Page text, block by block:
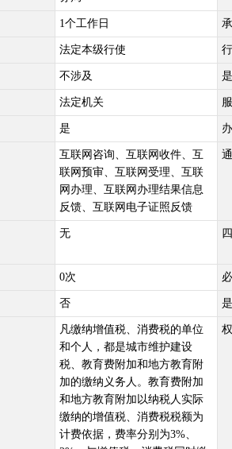
1个工作日
法定本级行使
不涉及
法定机关
是
互联网咨询、互联网收件、互
联网预审、互联网受理、互联
网办理、互联网办理结果信息
反馈、互联网电子证照反馈
无
0次
否
凡缴纳增值税、消费税的单位
和个人，都是城市维护建设
税、教育费附加和地方教育附
加的缴纳义务人。教育费附加
和地方教育附加以纳税人实际
缴纳的增值税、消费税税额为
计费依据，费率分别为3%、